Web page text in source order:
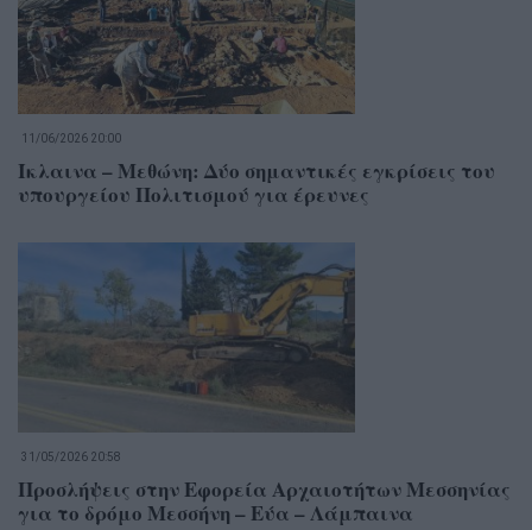
11/06/2026 20:00
Ίκλαινα – Μεθώνη: Δύο σημαντικές εγκρίσεις του
υπουργείου Πολιτισμού για έρευνες
31/05/2026 20:58
Προσλήψεις στην Εφορεία Αρχαιοτήτων Μεσσηνίας
για το δρόμο Μεσσήνη – Εύα – Λάμπαινα